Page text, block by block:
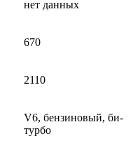
нет данных
670
2110
V6, бензиновый, би-
турбо